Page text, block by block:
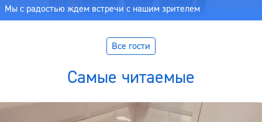
Мы с радостью ждем встречи с нашим зрителем
Все гости
Самые читаемые